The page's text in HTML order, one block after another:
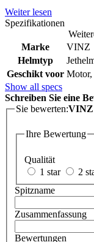
Weiter lesen
Spezifikationen
Marke
VINZ
Helmtyp
Geschikt voor Motor,
Show all specs
Schreiben Sie eine
Sie bewerten:VINZ
Ihre Bewertung
Qualität
1 star
2
Spitzname
Zusammenfassung
Bewertungen